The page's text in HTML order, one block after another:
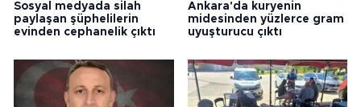
Sosyal medyada silah
paylaşan şüphelilerin
evinden cephanelik çıktı
Ankara'da kuryenin
midesinden yüzlerce gram
uyuşturucu çıktı